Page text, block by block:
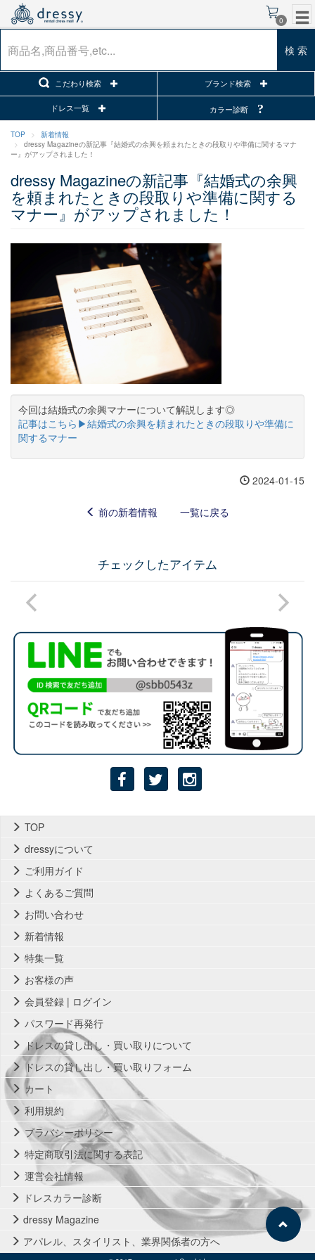
0
検 索
こだわり検索 ブランド検索
ドレス一覧 カラー診断
TOP
新着情報
dressy Magazineの新記事『結婚式の余興を頼まれたときの段取りや準備に関するマナ
ー』がアップされました！
dressy Magazineの新記事『結婚式の余興
を頼まれたときの段取りや準備に関する
マナー』がアップされました！
今回は結婚式の余興マナーについて解説します◎
記事はこちら▶結婚式の余興を頼まれたときの段取りや準備に
関するマナー
2024-01-15
前の新着情報 一覧に戻る
チェックしたアイテム
TOP
dressyについて
ご利用ガイド
よくあるご質問
お問い合わせ
新着情報
特集一覧
お客様の声
会員登録 | ログイン
パスワード再発行
ドレスの貸し出し・買い取りについて
ドレスの貸し出し・買い取りフォーム
カート
利用規約
プラバシーポリシー
特定商取引法に関する表記
運営会社情報
ドレスカラー診断
dressy Magazine
アパレル、スタイリスト、業界関係者の方へ